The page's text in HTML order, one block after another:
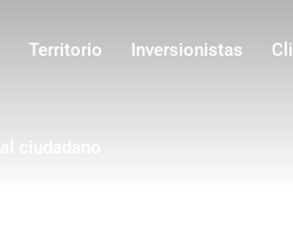
Territorio Inversionistas